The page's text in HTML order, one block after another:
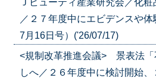
／２７年度中にエビデンスや
7月16日号）('26/07/17)
<規制改革推進会議> 景表法「
しへ／２６年度中に検討開始